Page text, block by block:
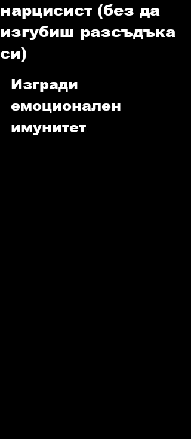
нарцисист (без да
изгубиш разсъдъка
си)
Изгради
емоционален
имунитет